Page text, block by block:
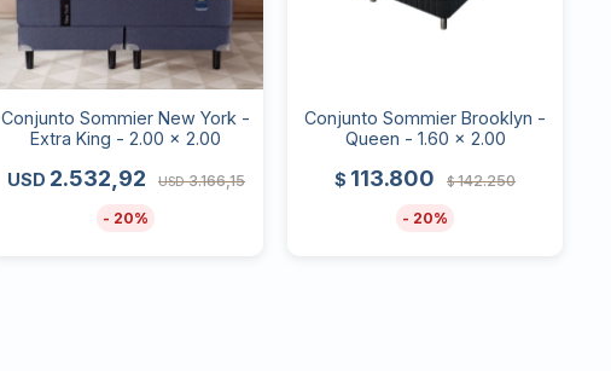
Conjunto Sommier New York -
Extra King - 2.00 x 2.00
USD 2.532,92 USD 3.166,15
20
Conjunto Sommier Brooklyn -
Queen - 1.60 x 2.00
$ 113.800 $ 142.250
20